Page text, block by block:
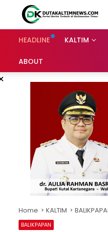
HEADLINE KALTIM
ABOUT
Home KALTIM
BALIKPAPAN